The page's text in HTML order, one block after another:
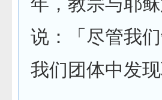
说：「尽管我
我们团体中发现